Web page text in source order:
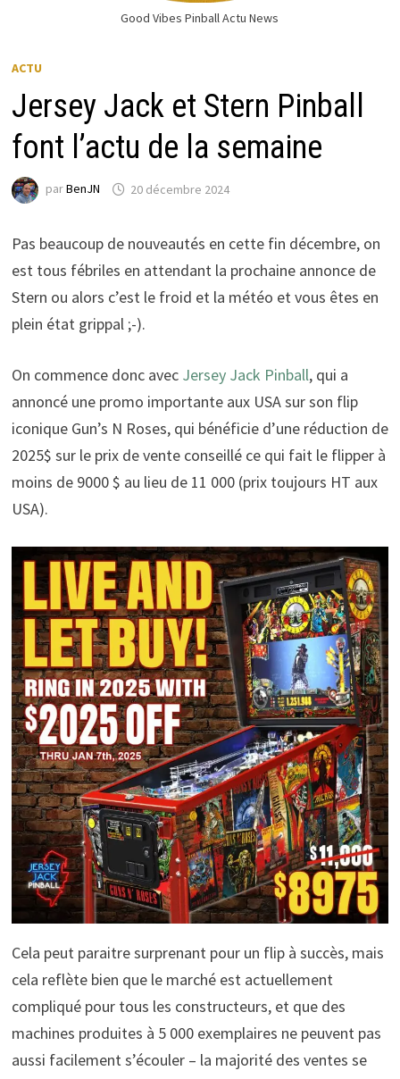
Good Vibes Pinball Actu News
ACTU
Jersey Jack et Stern Pinball
font l’actu de la semaine
parBenJN 20 décembre 2024
Pas beaucoup de nouveautés en cette fin décembre, on
est tous fébriles en attendant la prochaine annonce de
Stern ou alors c’est le froid et la météo et vous êtes en
plein état grippal ;-).
On commence donc avec Jersey Jack Pinball, qui a
annoncé une promo importante aux USA sur son flip
iconique Gun’s N Roses, qui bénéficie d’une réduction de
2025$ sur le prix de vente conseillé ce qui fait le flipper à
moins de 9000 $ au lieu de 11 000 (prix toujours HT aux
USA).
Cela peut paraitre surprenant pour un flip à succès, mais
cela reflète bien que le marché est actuellement
compliqué pour tous les constructeurs, et que des
machines produites à 5 000 exemplaires ne peuvent pas
aussi facilement s’écouler – la majorité des ventes se